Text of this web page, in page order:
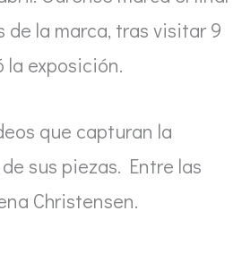
la marca, tras visitar 9
la exposición.
que capturan la
sus piezas. Entre las
Christensen.